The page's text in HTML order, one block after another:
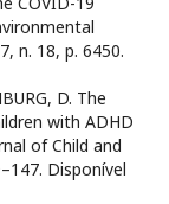
n. 18, p. 6450.
D. The
with ADHD
of Child and
Disponível